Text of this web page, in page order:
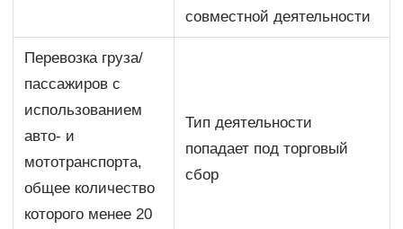
совместной деятельности
Перевозка груза/
пассажиров с
использованием
авто- и
мототранспорта,
общее количество
которого менее 20
Тип деятельности
попадает под торговый
сбор